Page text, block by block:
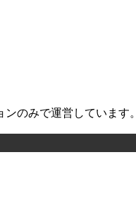
のみで運営しています。